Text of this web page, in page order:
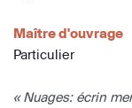
Maître d'ouvrage
Particulier
« Nuages: écrin